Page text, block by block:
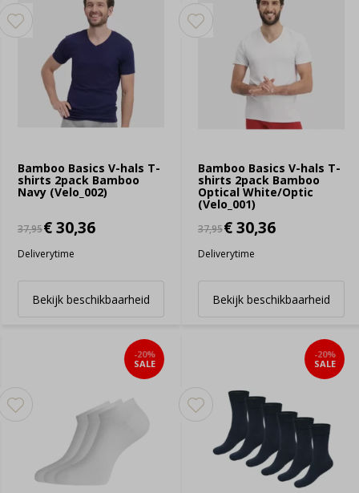
Bamboo Basics V-hals T-
shirts 2pack Bamboo
Navy (Velo_002)
37,95€ 30,36
Deliverytime
Bekijk beschikbaarheid
Bamboo Basics V-hals T-
shirts 2pack Bamboo
Optical White/Optic
(Velo_001)
37,95€ 30,36
Deliverytime
Bekijk beschikbaarheid
-20%
SALE
-20%
SALE